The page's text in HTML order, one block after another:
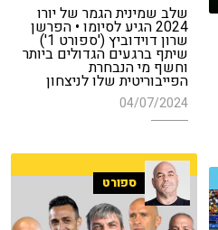
שלב שמינית הגמר של יורו
2024 הגיע לסיומו • הפרשן
שרון דוידוביץ ('ספורט 1')
שיתף ברגעים הגדולים ביותר
וחשף מי הנבחרת
הפייבוריטית שלו לניצחון
04/07/2024
ספורט